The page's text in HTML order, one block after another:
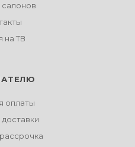
на ТВ
оплаты